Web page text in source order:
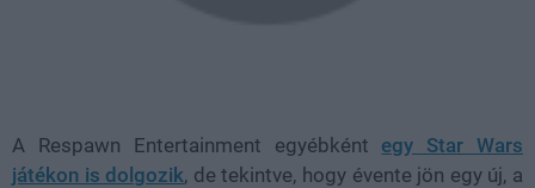
A Respawn Entertainment egyébként egy Star Wars
játékon is dolgozik, de tekintve, hogy évente jön egy új, a